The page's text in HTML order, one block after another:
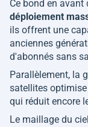
Ce bond en avant
déploiement
ils offrent une
anciennes
d'abonnés sans
Parallèlement, la
satellites
qui réduit encore
Le maillage du